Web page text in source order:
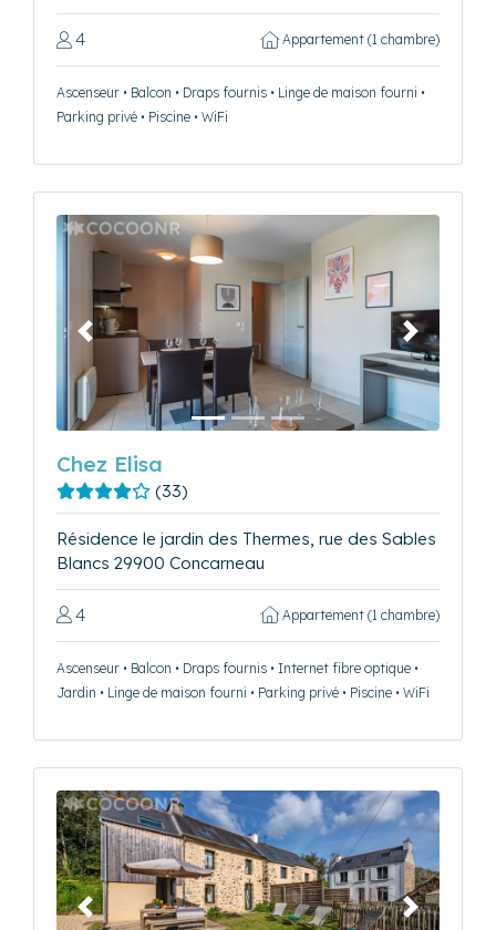
4 Appartement (1 chambre)
Ascenseur • Balcon • Draps fournis • Linge de maison fourni •
Parking privé • Piscine • WiFi
Précédent Suivant
Chez Elisa
(33)
Résidence le jardin des Thermes, rue des Sables
Blancs 29900 Concarneau
4 Appartement (1 chambre)
Ascenseur • Balcon • Draps fournis • Internet fibre optique •
Jardin • Linge de maison fourni • Parking privé • Piscine • WiFi
Précédent Suivant